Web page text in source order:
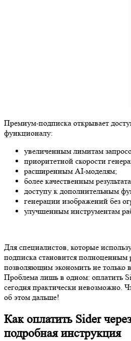
Премиум-подписка открывает
функционалу:
увеличенным лимитам
приоритетной скорости
расширенным AI-моделям;
более качественным
доступу к дополнительным
генерации изображений без
улучшенным инструментам
Для специалистов, которые
подписка становится полноценным
позволяющим экономить не только
Проблема лишь в одном: оплатить
сегодня практически невозможно.
об этом дальше!
Как оплатить Sider
подробная инструкция